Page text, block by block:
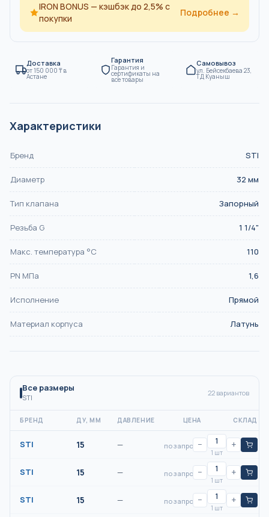
IRON BONUS — кэшбэк до 2,5% с
покупки
Подробнее →
Доставка
от150 000 ₸в
Астане
Гарантия
Гарантия и
сертификаты на
все товары
Самовывоз
ул. Бейсекбаева 23,
ТД Куаныш
Характеристики
Бренд STI
Диаметр 32 мм
Тип клапана Запорный
Резьба G 1 1/4"
Макс. температура °С 110
PN МПа 1,6
Исполнение Прямой
Материал корпуса Латунь
Все размеры
STI
22 вариантов
БРЕНД ДУ, ММ ДАВЛЕНИЕ ЦЕНА СКЛАД
STI 15 — по запросу−
1 шт
+
STI 15 — по запросу−
1 шт
+
STI 15 — по запросу−
1 шт
+